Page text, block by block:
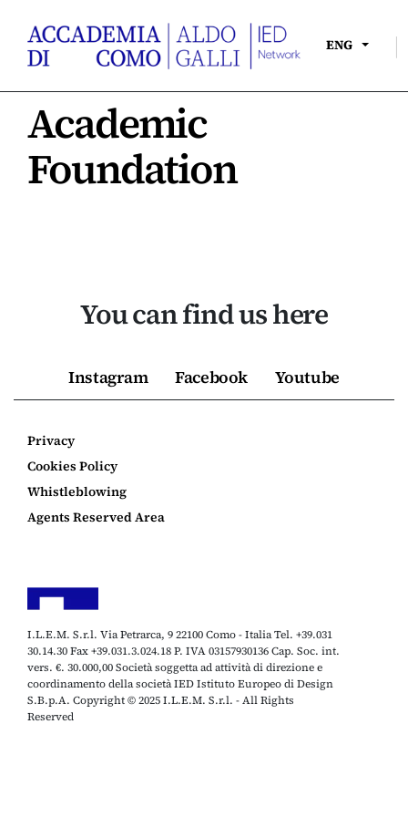
ENG |
Academic
Foundation
You can find us here
Instagram Facebook Youtube
I.L.E.M. S.r.l. Via Petrarca, 9 22100 Como - Italia Tel. +39.031
30.14.30 Fax +39.031.3.024.18 P. IVA 03157930136 Cap. Soc. int.
vers. €. 30.000,00 Società soggetta ad attività di direzione e
coordinamento della società IED Istituto Europeo di Design
S.B.p.A. Copyright © 2025 I.L.E.M. S.r.l. - All Rights
Reserved
Privacy
Cookies Policy
Whistleblowing
Agents Reserved Area